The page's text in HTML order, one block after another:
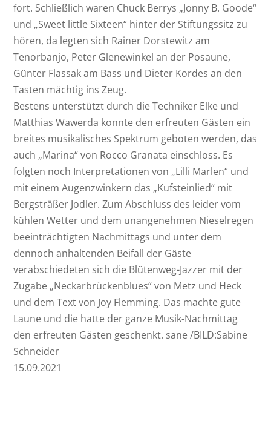
fort. Schließlich waren Chuck Berrys „Jonny B. Goode“
und „Sweet little Sixteen“ hinter der Stiftungssitz zu
hören, da legten sich Rainer Dorstewitz am
Tenorbanjo, Peter Glenewinkel an der Posaune,
Günter Flassak am Bass und Dieter Kordes an den
Tasten mächtig ins Zeug.
Bestens unterstützt durch die Techniker Elke und
Matthias Wawerda konnte den erfreuten Gästen ein
breites musikalisches Spektrum geboten werden, das
auch „Marina“ von Rocco Granata einschloss. Es
folgten noch Interpretationen von „Lilli Marlen“ und
mit einem Augenzwinkern das „Kufsteinlied“ mit
Bergsträßer Jodler. Zum Abschluss des leider vom
kühlen Wetter und dem unangenehmen Nieselregen
beeinträchtigten Nachmittags und unter dem
dennoch anhaltenden Beifall der Gäste
verabschiedeten sich die Blütenweg-Jazzer mit der
Zugabe „Neckarbrückenblues“ von Metz und Heck
und dem Text von Joy Flemming. Das machte gute
Laune und die hatte der ganze Musik-Nachmittag
den erfreuten Gästen geschenkt. sane /BILD:Sabine
Schneider
15.09.2021